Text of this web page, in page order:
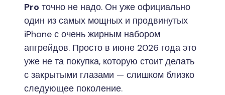
Pro точно не надо. Он уже официально
один из самых мощных и продвинутых
iPhone с очень жирным набором
апгрейдов. Просто в июне 2026 года это
уже не та покупка, которую стоит делать
с закрытыми глазами — слишком близко
следующее поколение.